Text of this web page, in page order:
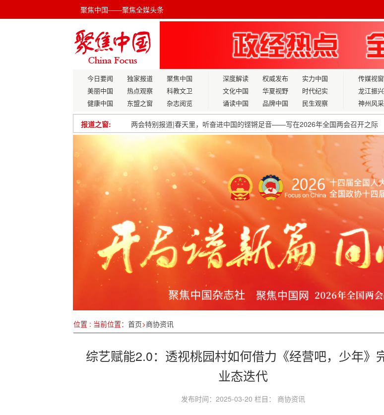
聚焦中国——聚焦全媒头条
今日要闻 独家报道
聚焦中国
美丽中国
热点观察
科教文卫
健康中国
东盟之窗 杂志阅览
深度解读 权威发布
实力中国
文化中国
华夏视野
时代纪实
诵读中国
品牌中国 民生观察
传媒视窗
龙江振兴
神州风采
报道之窗:
江西数字化转型全面铺开加快制造业升级
龙泉驿区“四上”企业数量突破1100家
2025南京半马圆满落幕，百岁山见证每一步坚持
郑州国际货运通航城市持续“上新”
中国科学家研发高比能氢混动力电源解决工业级无人机续航难题
别再忍受痛苦！科学解决便秘的五大方法
江苏洪泽：严执法强监管 筑牢绿色港口码头生态安全屏障
齐聚乐仁恒颐 唱响健康中国
关于“十五五”期间多措并举留住山西优质项目、扶持本地企业发展的提案
两会特别报道|春天里，听奋进中国的铿锵足音——写在2026年全国两会召开之际
位置 : 当前位置： 首页>商协资讯
综艺赋能2.0：透视桃园村如何借力《经营吧，少年》
业态迭代
发布时间：2025-03-20 栏目： 商协资讯